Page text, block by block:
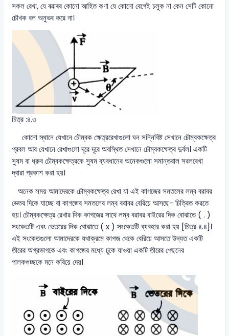
সকল রেখা, যে ৰৱাৰর কোনো আহিত কণা যে কোনো বেগেই চলুক না কেন সেটি কোনো
চৌখক বল অনুভব করে না।
চিত্র :৪.৩
কোনো স্থানে যেখানে চৌম্বক ক্ষেত্ররেখাগুলো ঘন সন্নিবিষ্ট সেখানে চৌম্বকক্ষেত্র
প্রবল আর যেখানে রেখাগুলো দূরে দূরে অবস্থিত সেখানে চৌম্বকক্ষেত্র দুর্বল। একটি
সুষম বা ধ্রুব চৌম্বকক্ষেত্রকে সুষম ব্যবধানের অনেকগুলো সমান্তরাল সরলরেখা
দ্বারা প্রকাশ করা হয়।
অনেক সময় আমাদেরকে চৌম্বকক্ষেত্র রেখা যা এই কাগজের সমতলের লম্ব বরাবর
ভেতর দিকে যাচ্ছে বা কাগজের সমতলের লম্ব বরাবর বেরিয়ে আসছে- চিত্রিত করতে
হয়। চৌম্বকক্ষেত্র রেখার দিক কাগজের সাথে লম্ব বরাবর বাইরের দিক বোঝাতে ( . )
সংকেতটি এবং ভেতরের দিক বোঝাতে ( x ) সংকেতটি ব্যবহার করা হয় [চিত্র ৪.৪]।
এই সংকেতগুলো আমাদেরকে যথাক্রমে কাগজ থেকে বেরিয়ে আসতে উদ্যত একটি
তীরের অগ্রভাগকে এবং কাগজের মধ্যে ঢুকে যাওয়া একটি তীরের পেছনের
পালকগুচ্ছকে মনে করিয়ে দেয়।